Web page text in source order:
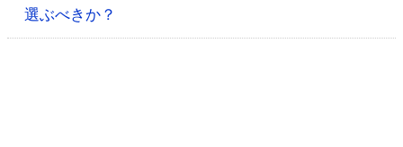
選ぶべきか？